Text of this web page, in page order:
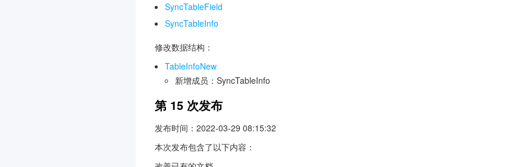
SyncTableField
SyncTableInfo
修改数据结构：
TableInfoNew
新增成员：SyncTableInfo
第 15 次发布
发布时间：2022-03-29 08:15:32
本次发布包含了以下内容：